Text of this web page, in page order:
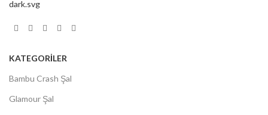
KATEGORİLER
Bambu Crash Şal
Glamour Şal